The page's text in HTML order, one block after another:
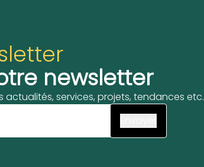
newsletter
actualités, services, projets, tendances etc.